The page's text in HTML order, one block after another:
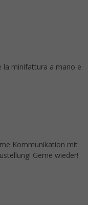
la minifattura a mano e
Kommunikation mit
Gerne wieder!